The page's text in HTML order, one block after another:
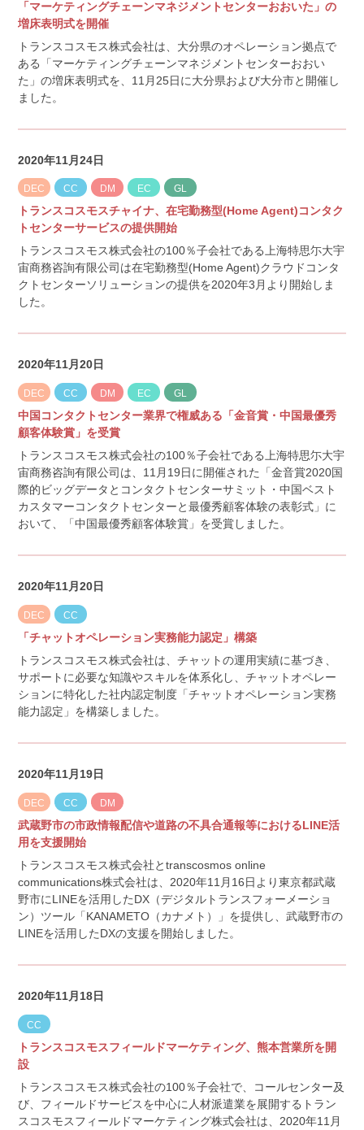
「マーケティングチェーンマネジメントセンターおおいた」の
増床表明式を開催
トランスコスモス株式会社は、大分県のオペレーション拠点で
ある「マーケティングチェーンマネジメントセンターおおい
た」の増床表明式を、11月25日に大分県および大分市と開催し
ました。
2020年11月24日
DEC CC DM EC GL
トランスコスモスチャイナ、在宅勤務型(Home Agent)コンタク
トセンターサービスの提供開始
トランスコスモス株式会社の100％子会社である上海特思尓大宇
宙商務咨詢有限公司は在宅勤務型(Home Agent)クラウドコンタ
クトセンターソリューションの提供を2020年3月より開始しま
した。
2020年11月20日
DEC CC DM EC GL
中国コンタクトセンター業界で権威ある「金音賞・中国最優秀
顧客体験賞」を受賞
トランスコスモス株式会社の100％子会社である上海特思尓大宇
宙商務咨詢有限公司は、11月19日に開催された「金音賞2020国
際的ビッグデータとコンタクトセンターサミット・中国ベスト
カスタマーコンタクトセンターと最優秀顧客体験の表彰式」に
おいて、「中国最優秀顧客体験賞」を受賞しました。
2020年11月20日
DEC CC
「チャットオペレーション実務能力認定」構築
トランスコスモス株式会社は、チャットの運用実績に基づき、
サポートに必要な知識やスキルを体系化し、チャットオペレー
ションに特化した社内認定制度「チャットオペレーション実務
能力認定」を構築しました。
2020年11月19日
DEC CC DM
武蔵野市の市政情報配信や道路の不具合通報等におけるLINE活
用を支援開始
トランスコスモス株式会社とtranscosmos online
communications株式会社は、2020年11月16日より東京都武蔵
野市にLINEを活用したDX（デジタルトランスフォーメーショ
ン）ツール「KANAMETO（カナメト）」を提供し、武蔵野市の
LINEを活用したDXの支援を開始しました。
2020年11月18日
CC
トランスコスモスフィールドマーケティング、熊本営業所を開
設
トランスコスモス株式会社の100％子会社で、コールセンター及
び、フィールドサービスを中心に人材派遣業を展開するトラン
スコスモスフィールドマーケティング株式会社は、2020年11月